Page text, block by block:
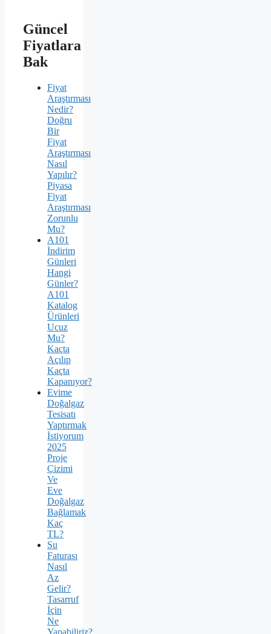
Güncel
Fiyatlara
Bak
Fiyat
Araştırması
Nedir?
Doğru
Bir
Fiyat
Araştırması
Nasıl
Yapılır?
Piyasa
Fiyat
Araştırması
Zorunlu
Mu?
A101
İndirim
Günleri
Hangi
Günler?
A101
Katalog
Ürünleri
Ucuz
Mu?
Kaçta
Açılıp
Kaçta
Kapanıyor?
Evime
Doğalgaz
Tesisatı
Yaptırmak
İstiyorum
2025
Proje
Çizimi
Ve
Eve
Doğalgaz
Bağlamak
Kaç
TL?
Su
Faturası
Nasıl
Az
Gelir?
Tasarruf
İçin
Ne
Yapabiliriz?